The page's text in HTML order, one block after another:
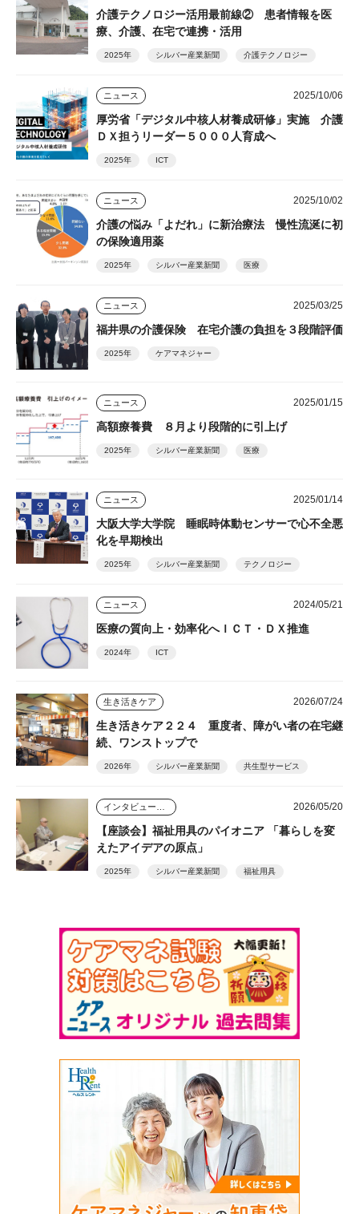
介護テクノロジー活用最前線② 患者情報を医
療、介護、在宅で連携・活用
2025年 シルバー産業新聞 介護テクノロジー
ニュース 2025/10/06
厚労省「デジタル中核人材養成研修」実施 介護
ＤＸ担うリーダー５０００人育成へ
2025年 ICT
ニュース 2025/10/02
介護の悩み「よだれ」に新治療法 慢性流涎に初
の保険適用薬
2025年 シルバー産業新聞 医療
ニュース 2025/03/25
福井県の介護保険 在宅介護の負担を３段階評価
2025年 ケアマネジャー
ニュース 2025/01/15
高額療養費 ８月より段階的に引上げ
2025年 シルバー産業新聞 医療
ニュース 2025/01/14
大阪大学大学院 睡眠時体動センサーで心不全悪
化を早期検出
2025年 シルバー産業新聞 テクノロジー
ニュース 2024/05/21
医療の質向上・効率化へＩＣＴ・ＤＸ推進
2024年 ICT
生き活きケア 2026/07/24
生き活きケア２２４ 重度者、障がい者の在宅継
続、ワンストップで
2026年 シルバー産業新聞 共生型サービス
2026/05/20
【座談会】福祉用具のパイオニア 「暮らしを変
えたアイデアの原点」
2025年 シルバー産業新聞 福祉用具